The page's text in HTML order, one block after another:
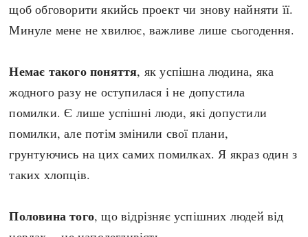
щоб обговорити якийсь проект чи знову найняти її.
Минуле мене не хвилює, важливе лише сьогодення.
Немає такого поняття, як успішна людина, яка
жодного разу не оступилася і не допустила
помилки. Є лише успішні люди, які допустили
помилки, але потім змінили свої плани,
грунтуючись на цих самих помилках. Я якраз один з
таких хлопців.
Половина того, що відрізняє успішних людей від